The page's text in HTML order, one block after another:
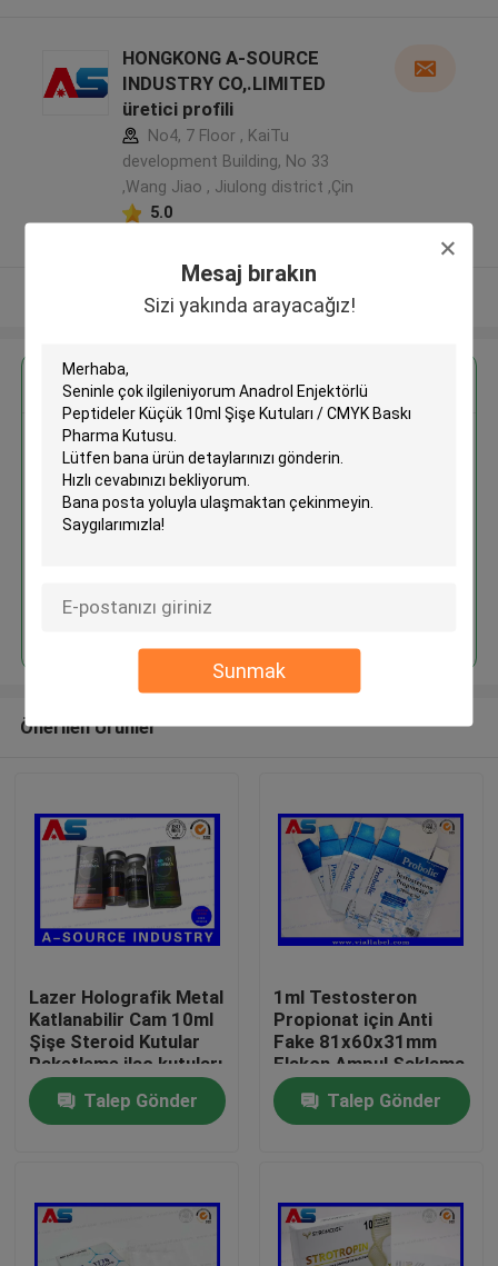
Mesaj bırakın
Sizi yakında arayacağız!
Sunmak
Ev
Hakkımızda
HONGKONG A-SOURCE
INDUSTRY CO,.LIMITED
üretici profili
No4, 7 Floor , KaiTu
development Building, No 33
,Wang Jiao , Jiulong district ,Çin
5.0
Daha fazla göster
En İyi Fiyatı Alın
Anadrol Enjektörlü Peptideler
Küçük 10ml Şişe Kutuları / CMYK
Baskı Pharma Kutusu
Devam et
Önerilen Ürünler
Lazer Holografik Metal
Katlanabilir Cam 10ml
Şişe Steroid Kutular
Paketleme ilaç kutuları
etiket
Talep Gönder
1ml Testosteron
Propionat için Anti
Fake 81x60x31mm
Flakon Ampul Saklama
Kutusu
Talep Gönder